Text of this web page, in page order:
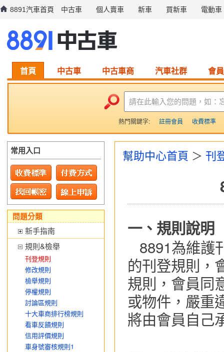
8891汽車首頁 中古車 個人賣車 新車 買新車 電動車
首頁 中古車 中古車商 汽車社群 會
請在此輸入您的問題，如：
熱門關鍵字: 註冊會員 收費標準
幫助中心首頁 ＞ 刊
一、 規則說明
8891為維護
的刊登規則，
規則，會員同
或物件，嚴重
將由會員自己
常用入口
問題分類
新手指南
規則&檢舉
刊登規則
修改規則
檢舉規則
停權規則
討論區規則
十大車商排行榜規則
看車反饋規則
信用評價規則
車身號審核規則1